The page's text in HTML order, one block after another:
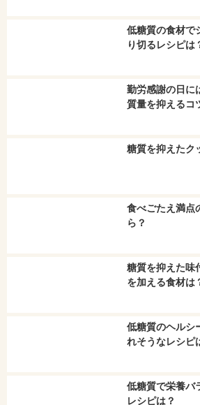
低糖質の食材で
り切るレシピは
勤労感謝の日に
質量を抑えるコ
糖質を抑えたク
食べごたえ満点
ら？
糖質を抑えた味
を加える食材は
低糖質のヘルシ
れそうなレシピ
低糖質で栄養バ
レシピは？